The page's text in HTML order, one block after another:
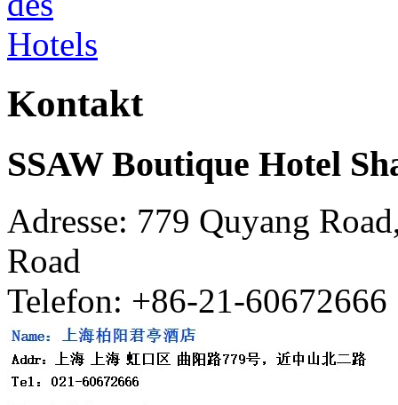
Kontakt
SSAW Boutique Hotel
Adresse: 779 Quyang
Road
Telefon: +86-21-60672666